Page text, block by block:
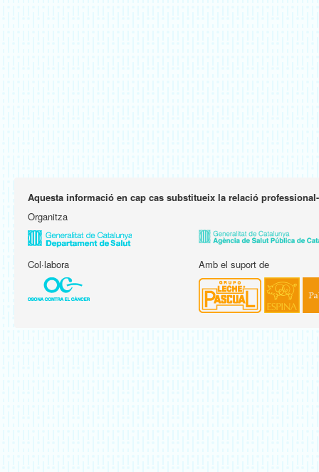
Aquesta informació en cap cas substitueix la relació
Organitza
Col·labora Amb el suport de